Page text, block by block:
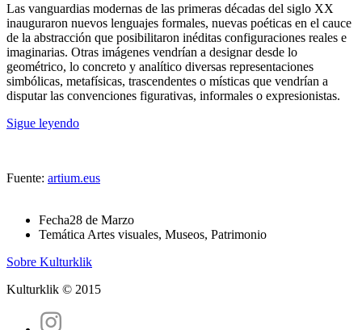
Las vanguardias modernas de las primeras décadas del siglo XX
inauguraron nuevos lenguajes formales, nuevas poéticas en el cauce
de la abstracción que posibilitaron inéditas configuraciones reales e
imaginarias. Otras imágenes vendrían a designar desde lo
geométrico, lo concreto y analítico diversas representaciones
simbólicas, metafísicas, trascendentes o místicas que vendrían a
disputar las convenciones figurativas, informales o expresionistas.
Sigue leyendo
Fuente: artium.eus
Fecha28 de Marzo
Temática Artes visuales, Museos, Patrimonio
Sobre Kulturklik
Kulturklik © 2015